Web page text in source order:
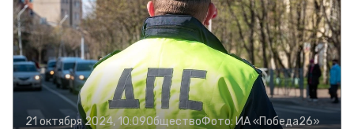
21 октября 2024, 10:09ОбществоФото:ИА «Победа26»